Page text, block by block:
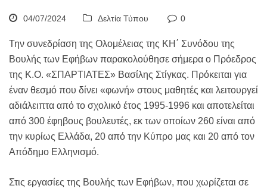
04/07/2024 Δελτία Τύπου 0
Την συνεδρίαση της Ολομέλειας της ΚΗ΄ Συνόδου της
Βουλής των Εφήβων παρακολούθησε σήμερα ο Πρόεδρος
της Κ.Ο. «ΣΠΑΡΤΙΑΤΕΣ» Βασίλης Στίγκας. Πρόκειται για
έναν θεσμό που δίνει «φωνή» στους μαθητές και λειτουργεί
αδιάλειπτα από το σχολικό έτος 1995-1996 και αποτελείται
από 300 έφηβους βουλευτές, εκ των οποίων 260 είναι από
την κυρίως Ελλάδα, 20 από την Κύπρο μας και 20 από τον
Απόδημο Ελληνισμό.
Στις εργασίες της Βουλής των Εφήβων, που χωρίζεται σε